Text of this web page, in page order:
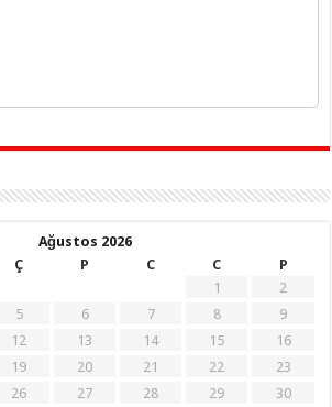
Ağustos 2026
Ç P C C
P
1
2
5 6 7 8
9
12 13 14 15
16
19 20 21 22
23
26 27 28 29
30